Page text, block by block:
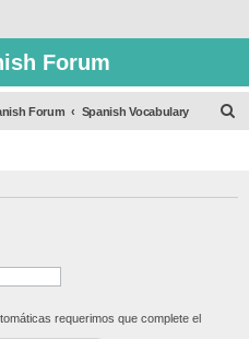
Forum
Forum Spanish Vocabulary
requerimos que complete el